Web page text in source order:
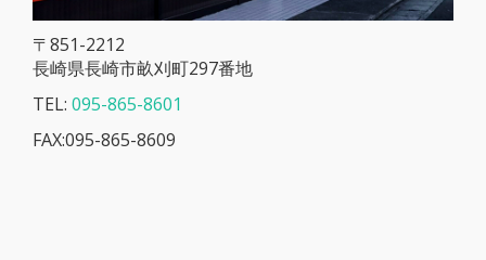
〒851-2212
長崎県長崎市畝刈町297番地
TEL: 095-865-8601
FAX:095-865-8609